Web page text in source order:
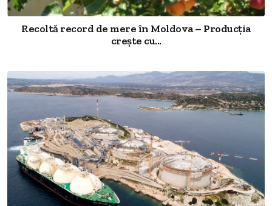
Recoltă record de mere în Moldova – Producția
crește cu...